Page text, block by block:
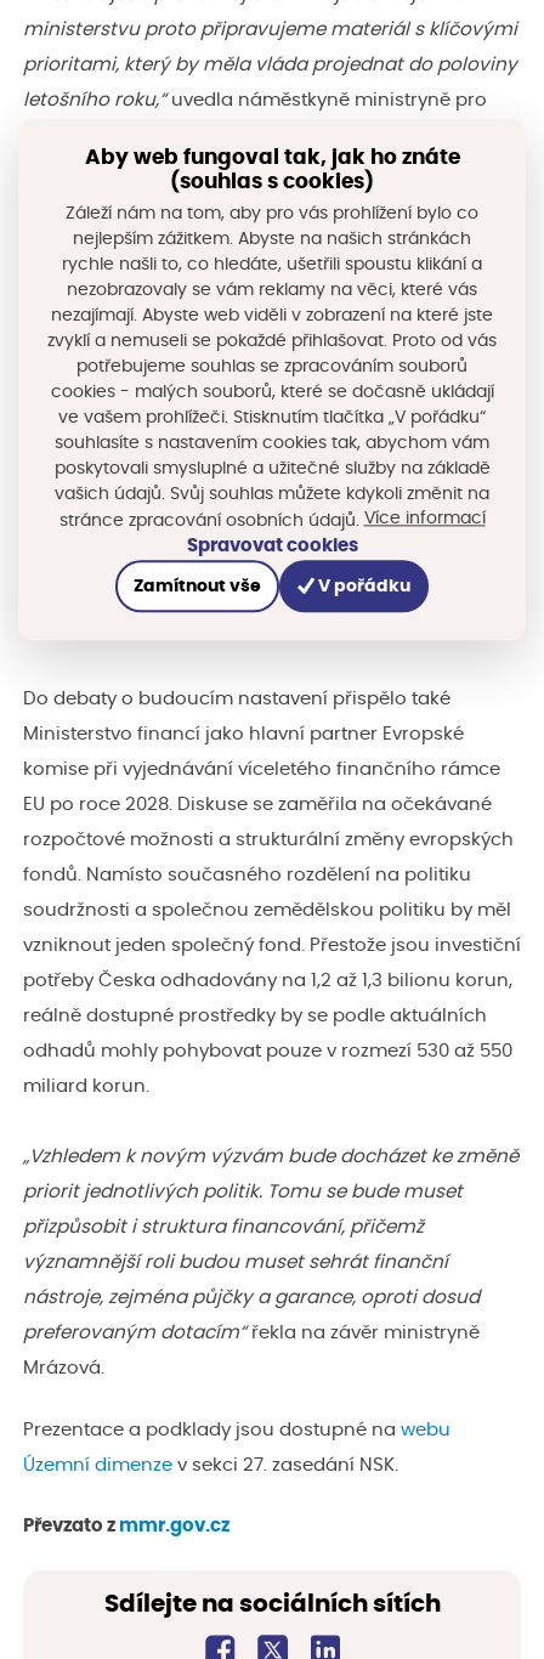
ministerstvu proto připravujeme materiál s klíčovými
prioritami, který by měla vláda projednat do poloviny
letošního roku,“uvedla náměstkyně ministryně pro
Za jednu z hlavních priorit budoucího financování
považuje MMR dostupné bydlení. Řada projektů, které
se v současnosti připravují, by mohly být po roce 2028
financovány právě z evropských fondů.
Zástupci MMR představili aktuální stav čerpání
finančních prostředků v současném programovém
období 2021–2027. Česko si v čerpání vede velmi
dobře a dlouhodobě se drží na třetím až čtvrtém místě
mezi členskými státy EU. Dále shrnuli celkové přínosy
politiky soudržnosti a diskutovali o možnostech využití
těchto prostředků, mimo jiné v oblasti obrany a
Do debaty o budoucím nastavení přispělo také
Ministerstvo financí jako hlavní partner Evropské
komise při vyjednávání víceletého finančního rámce
EU po roce 2028. Diskuse se zaměřila na očekávané
rozpočtové možnosti a strukturální změny evropských
fondů. Namísto současného rozdělení na politiku
soudržnosti a společnou zemědělskou politiku by měl
vzniknout jeden společný fond. Přestože jsou investiční
potřeby Česka odhadovány na 1,2 až 1,3 bilionu korun,
reálně dostupné prostředky by se podle aktuálních
odhadů mohly pohybovat pouze v rozmezí 530 až 550
miliard korun.
„Vzhledem k novým výzvám bude docházet ke změně
priorit jednotlivých politik. Tomu se bude muset
přizpůsobit i struktura financování, přičemž
významnější roli budou muset sehrát finanční
nástroje, zejména půjčky a garance, oproti dosud
preferovaným dotacím“ řekla na závěr ministryně
Mrázová.
Prezentace a podklady jsou dostupné na webu
Územní dimenze v sekci 27. zasedání NSK.
Převzato z mmr.gov.cz
Sdílejte na sociálních sítích
Aby web fungoval tak, jak ho znáte
(souhlas s cookies)
Záleží nám na tom, aby pro vás prohlížení bylo co
nejlepším zážitkem. Abyste na našich stránkách
rychle našli to, co hledáte, ušetřili spoustu klikání a
nezobrazovaly se vám reklamy na věci, které vás
nezajímají. Abyste web viděli v zobrazení na které jste
zvyklí a nemuseli se pokaždé přihlašovat. Proto od vás
potřebujeme souhlas se zpracováním souborů
cookies - malých souborů, které se dočasně ukládají
ve vašem prohlížeči. Stisknutím tlačítka „V pořádku“
souhlasíte s nastavením cookies tak, abychom vám
poskytovali smysluplné a užitečné služby na základě
vašich údajů. Svůj souhlas můžete kdykoli změnit na
stránce zpracování osobních údajů. Více informací
Spravovat cookies
Zamítnout vše V pořádku